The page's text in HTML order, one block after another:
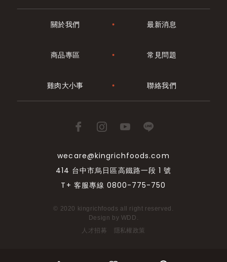
關於我們 最新消息
商品專區 常見問題
雞肉大小事 聯絡我們
wecare@kingrichfoods.com
414 台中市烏日區高鐵路一段 1 號
T+ 客服專線 0800-775-750
© 2020 kingrichfoods all right reserved.
Design by WDD .
人才招募
隱私權政策